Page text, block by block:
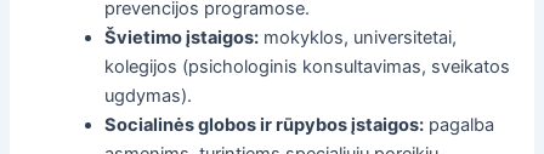
prevencijos programose.
Švietimo įstaigos: mokyklos, universitetai,
kolegijos (psichologinis konsultavimas, sveikatos
ugdymas).
Socialinės globos ir rūpybos įstaigos: pagalba